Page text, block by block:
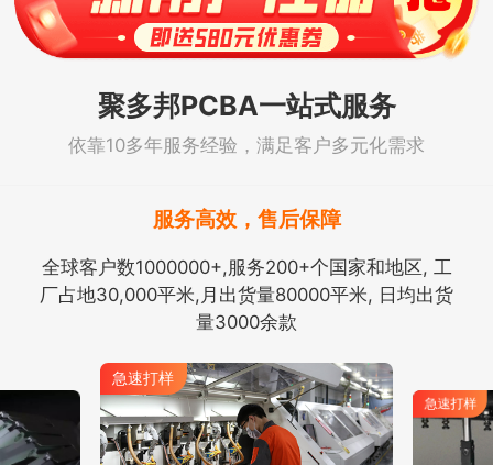
聚多邦PCBA一站式服务
依靠10多年服务经验，满足客户多元化需求
服务高效，售后保障
全球客户数1000000+,服务200+个国家和地区, 工
厂占地30,000平米,月出货量80000平米, 日均出货
量3000余款
急速打样
急速打样